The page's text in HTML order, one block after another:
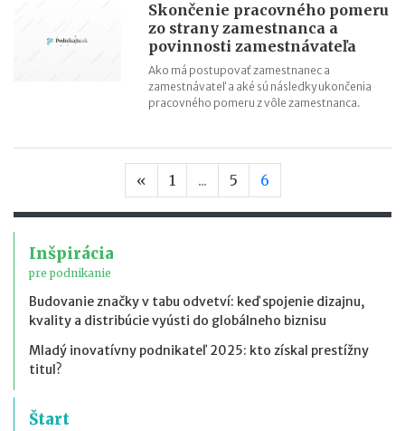
Skončenie pracovného pomeru
zo strany zamestnanca a
povinnosti zamestnávateľa
Ako má postupovať zamestnanec a
zamestnávateľ a aké sú následky ukončenia
pracovného pomeru z vôle zamestnanca.
«Predchádzajúca strana
1 ... 5 6
Inšpirácia
pre podnikanie
Budovanie značky v tabu odvetví: keď spojenie dizajnu,
kvality a distribúcie vyústi do globálneho biznisu
Mladý inovatívny podnikateľ 2025: kto získal prestížny
titul?
Štart